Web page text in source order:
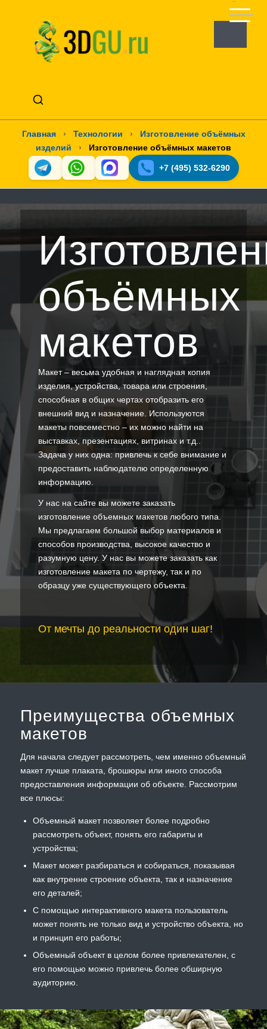
Главная › Технологии ›
Изготовление объёмных
изделий
› Изготовление объёмных макетов
+7 (495) 532-6290
объёмных
макетов
Макет – весьма удобная и наглядная копия
изделия, устройства, товара или строения,
способная в общих чертах отобразить его
внешний вид и назначение. Используются
макеты повсеместно – их можно найти на
выставках, презентациях, витринах и т.д..
Задача у них одна: привлечь к себе внимание и
предоставить наблюдателю определенную
информацию.
У нас на сайте вы можете заказать
изготовление объемных макетов любого типа.
Мы предлагаем большой выбор материалов и
способов производства, высокое качество и
разумную цену. У нас вы можете заказать как
изготовление макета по чертежу, так и по
образцу уже существующего объекта.
От мечты до реальности один шаг!
Преимущества объемных
макетов
Для начала следует рассмотреть, чем именно объемный
макет лучше плаката, брошюры или иного способа
предоставления информации об объекте. Рассмотрим
все плюсы:
Объемный макет позволяет более подробно
рассмотреть объект, понять его габариты и
устройства;
Макет может разбираться и собираться, показывая
как внутренне строение объекта, так и назначение
его деталей;
С помощью интерактивного макета пользователь
может понять не только вид и устройство объекта, но
и принцип его работы;
Объемный объект в целом более привлекателен, с
его помощью можно привлечь более обширную
аудиторию.